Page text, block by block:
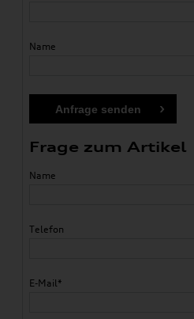
Name
Frage zum Artikel
Name
Telefon
E-Mail*